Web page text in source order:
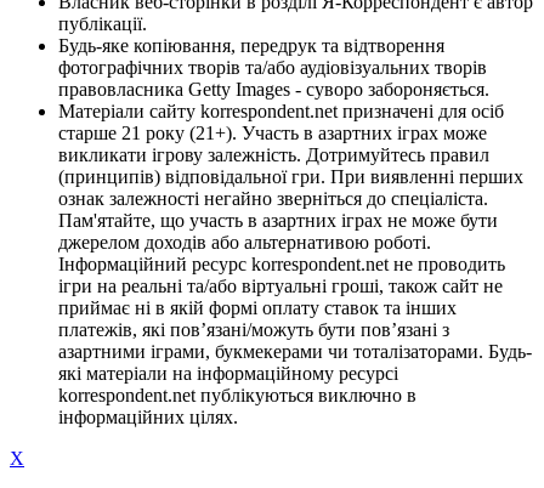
публікації.
Будь-яке копіювання, передрук та відтворення
фотографічних творів та/або аудіовізуальних творів
правовласника Getty Images - суворо забороняється.
Матеріали сайту korrespondent.net призначені для осіб
старше 21 року (21+). Участь в азартних іграх може
викликати ігрову залежність. Дотримуйтесь правил
(принципів) відповідальної гри. При виявленні перших
ознак залежності негайно зверніться до спеціаліста.
Пам'ятайте, що участь в азартних іграх не може бути
джерелом доходів або альтернативою роботі.
Інформаційний ресурс korrespondent.net не проводить
ігри на реальні та/або віртуальні гроші, також сайт не
приймає ні в якій формі оплату ставок та інших
платежів, які пов’язані/можуть бути пов’язані з
азартними іграми, букмекерами чи тоталізаторами. Будь-
які матеріали на інформаційному ресурсі
korrespondent.net публікуються виключно в
інформаційних цілях.
X